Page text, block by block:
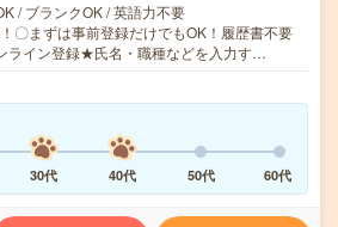
/ ブランクOK / 英語力不要
〇まずは事前登録だけでもOK！履歴書不要
ライン登録★氏名・職種などを入力す…
30代 40代 50代 60代